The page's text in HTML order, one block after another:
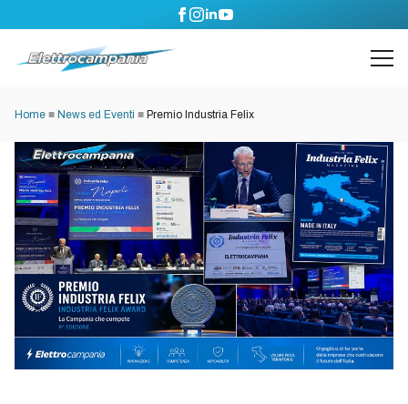
Home ■ News ed Eventi ■ Premio Industria Felix